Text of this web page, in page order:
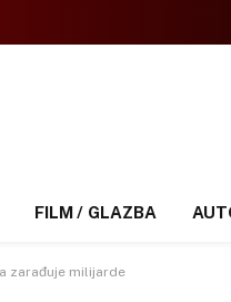
FILM / GLAZBA
zarađuje milijarde